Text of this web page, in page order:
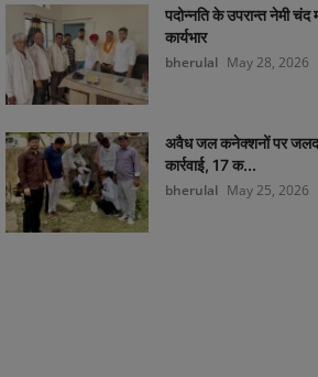
पदोन्नति के उपरान्त नेमी चंद
कार्यभार
bherulal May 28, 2026
अवैध जल कनेक्शनों पर
कार्रवाई, 17 क...
bherulal May 25, 2026